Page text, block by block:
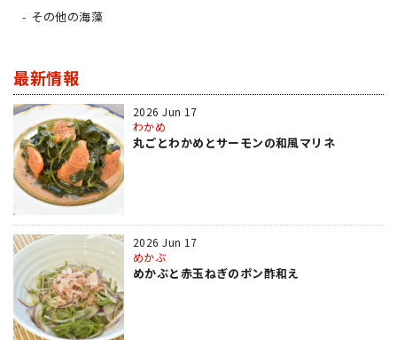
その他の海藻
最新情報
2026 Jun 17
わかめ
丸ごとわかめとサーモンの和風マリネ
2026 Jun 17
めかぶ
めかぶと赤玉ねぎのポン酢和え